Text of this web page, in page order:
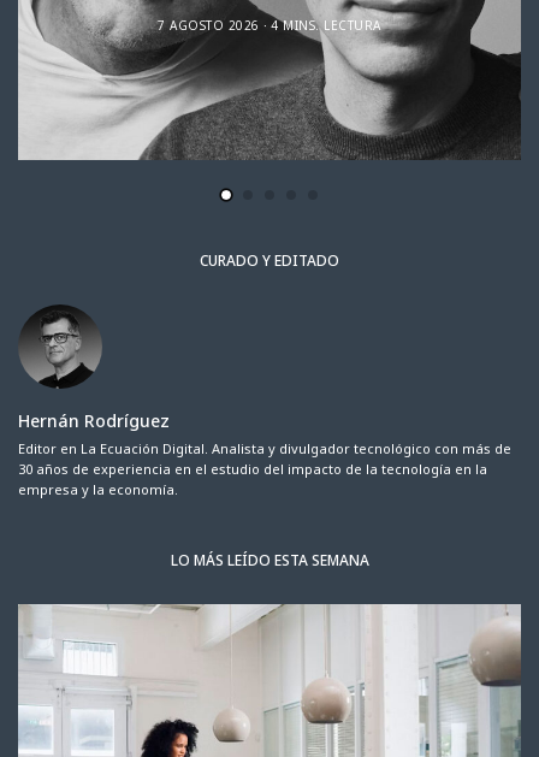
7 AGOSTO 2026 4 MINS. LECTURA
CURADO Y EDITADO
Hernán Rodríguez
Editor en La Ecuación Digital. Analista y divulgador tecnológico con más de
30 años de experiencia en el estudio del impacto de la tecnología en la
empresa y la economía.
LO MÁS LEÍDO ESTA SEMANA